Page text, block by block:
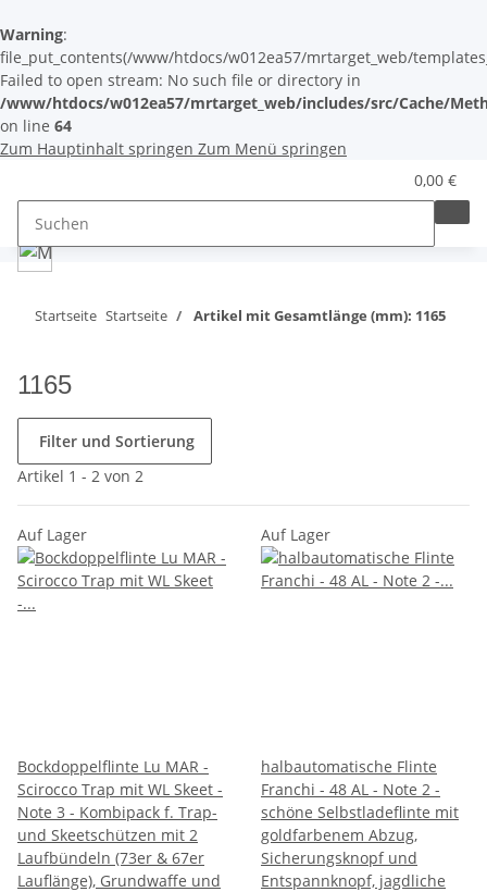
Warning:
file_put_contents(/www/htdocs/w012ea57/mrtarget_web/
Failed to open stream: No such file or directory in
/www/htdocs/w012ea57/mrtarget_web/includes/src/Cache/
on line 64
Zum Hauptinhalt springen Zum Menü springen
0,00 €
Startseite Startseite Artikel mit Gesamtlänge (mm): 1165
1165
Filter und Sortierung
Artikel 1 - 2 von 2
Auf Lager
Bockdoppelflinte Lu MAR -
Scirocco Trap mit WL Skeet -
Note 3 - Kombipack f. Trap-
und Skeetschützen mit 2
Laufbündeln (73er & 67er
Lauflänge), Grundwaffe und
Auf Lager
halbautomatische Flinte
Franchi - 48 AL - Note 2 -
schöne Selbstladeflinte mit
goldfarbenem Abzug,
Sicherungsknopf und
Entspannknopf, jagdliche